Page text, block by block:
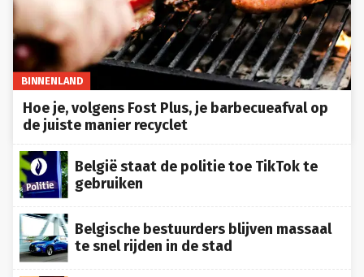
BINNENLAND
Hoe je, volgens Fost Plus, je barbecueafval op
de juiste manier recyclet
België staat de politie toe TikTok te
gebruiken
Belgische bestuurders blijven massaal
te snel rijden in de stad